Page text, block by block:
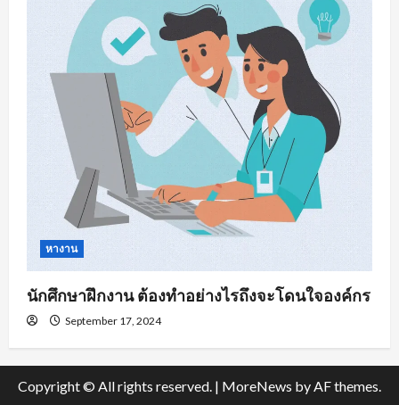
หางาน
นักศึกษาฝึกงาน ต้องทำอย่างไรถึงจะโดนใจองค์กร
September 17, 2024
Copyright © All rights reserved. | MoreNews by AF themes.